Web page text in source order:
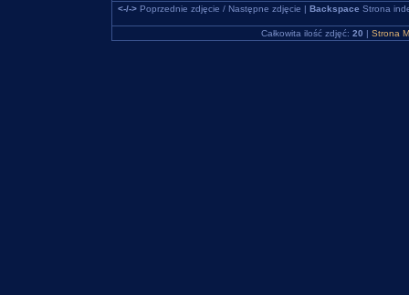
<-/->Poprzednie zdjęcie / Następne zdjęcie | Backspace Strona
Całkowita ilość zdjęć: 20 | Strona